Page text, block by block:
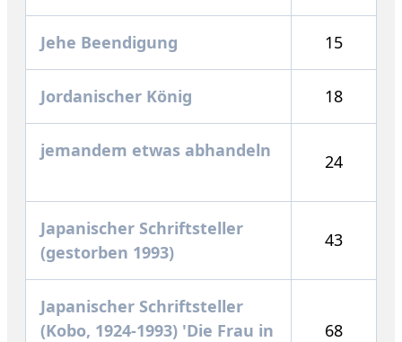
Jehe Beendigung 15
Jordanischer König 18
jemandem etwas abhandeln
24
Japanischer Schriftsteller
(gestorben 1993)
43
Japanischer Schriftsteller
(Kobo, 1924-1993) 'Die Frau in
68